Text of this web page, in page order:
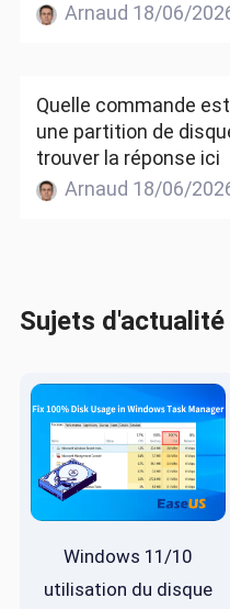
Arnaud 18/06/
Quelle commande
une partition de
trouver la réponse ici
Arnaud 18/06/
Sujets d'actualité
Windows 11/10
utilisation du disque